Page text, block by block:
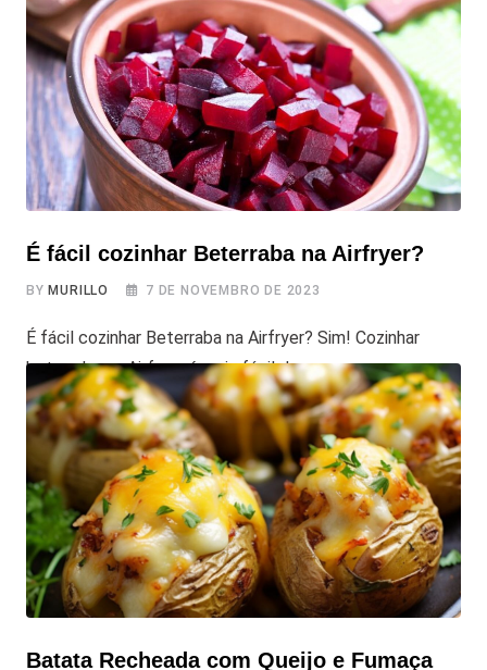
vegetarianas e veganas desse petisco. Nesta receita,
vamos unir o sabor da abóbora, os nutrientes da quinoa, e
um
É fácil cozinhar Beterraba na Airfryer?
BY MURILLO 7 DE NOVEMBRO DE 2023
É fácil cozinhar Beterraba na Airfryer? Sim! Cozinhar
beterraba na Airfryer é mais fácil do que parece e as
beterrabas ficam incrivelmente gostosas e saudáveis.
Vamos te mostrar como fazer isso sem complicação.
Prepare-se para experimentar uma beterraba crocante e
cheia de sabor, graças à praticidade da Airfryer. Vamos
lá! Você já viu nossas outras
Batata Recheada com Queijo e Fumaça